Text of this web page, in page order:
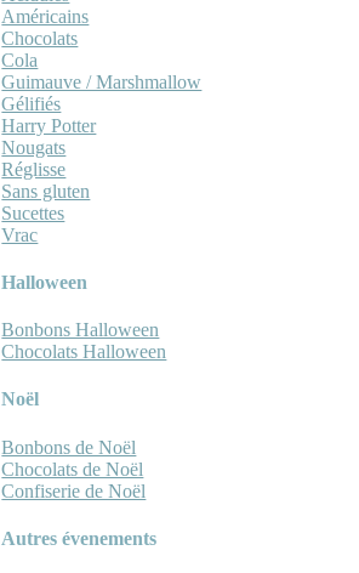
Américains
Chocolats
Cola
Guimauve / Marshmallow
Gélifiés
Harry Potter
Nougats
Réglisse
Sans gluten
Sucettes
Vrac
Halloween
Bonbons Halloween
Chocolats Halloween
Noël
Bonbons de Noël
Chocolats de Noël
Confiserie de Noël
Autres évenements